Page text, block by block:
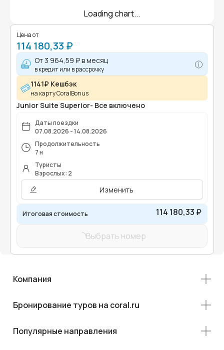
Loading chart...
Цена от
114 180,33 ₽
От 3 964,59 ₽в месяц
в кредит или в рассрочку
1141₽ Кешбэк
на карту CoralBonus
Junior Suite Superior- Все включено
Даты поездки
07.08.2026 - 14.08.2026
Продолжительность
7 н
Туристы
Взрослых: 2
Изменить
Итоговая стоимость 114 180,33 ₽
Выбрать номер
Компания
Бронирование туров на coral.ru
Популярные направления